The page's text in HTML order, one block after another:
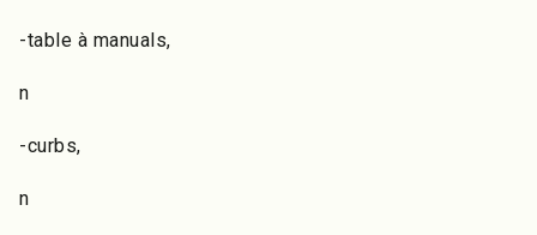
-table à manuals,
n
-curbs,
n